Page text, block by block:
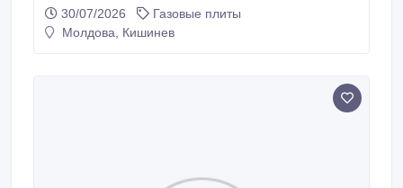
Газовщик. Установщик мебельщик, Электрик .
ЗАМЕНА ГАЗОВЫХ ПЛИТ замена газового шланга
30/07/2026
Газовые плиты
Молдова, Кишинев